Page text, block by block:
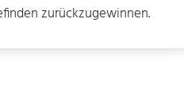
zurückzugewinnen.